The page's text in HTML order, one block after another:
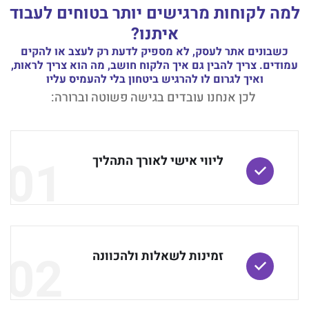
למה לקוחות מרגישים יותר בטוחים לעבוד
איתנו?
כשבונים אתר לעסק, לא מספיק לדעת רק לעצב או להקים
עמודים. צריך להבין גם איך הלקוח חושב, מה הוא צריך לראות,
ואיך לגרום לו להרגיש ביטחון בלי להעמיס עליו
לכן אנחנו עובדים בגישה פשוטה וברורה:
01 ליווי אישי לאורך התהליך
02 זמינות לשאלות ולהכוונה